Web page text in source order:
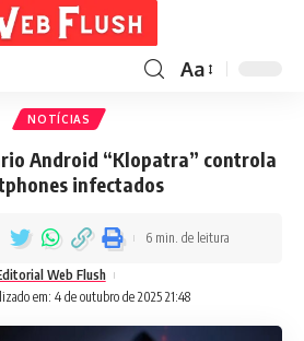
Aa
NOTÍCIAS
Android “Klopatra” controla
infectados
em: 4 de outubro de 2025 21:48
Web Flush
6 min. de leitura